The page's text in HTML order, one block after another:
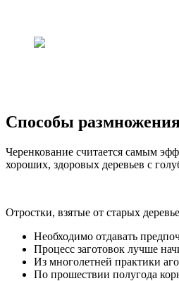
Способы
Черенкование считается самым
хороших, здоровых деревьев с
Отростки, взятые от старых
Необходимо отдавать
Процесс заготовок лучше
Из многолетней практики
По прошествии полугода